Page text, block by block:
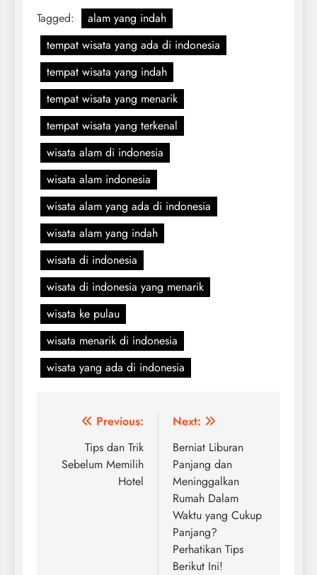
Tagged:
alam yang indah
tempat wisata yang ada di indonesia
tempat wisata yang indah
tempat wisata yang menarik
tempat wisata yang terkenal
wisata alam di indonesia
wisata alam indonesia
wisata alam yang ada di indonesia
wisata alam yang indah
wisata di indonesia
wisata di indonesia yang menarik
wisata ke pulau
wisata menarik di indonesia
wisata yang ada di indonesia
NavigasiPrevious:
Tips dan Trik
Sebelum Memilih
Hotel
Next:
Berniat Liburan
Panjang dan
Meninggalkan
Rumah Dalam
Waktu yang Cukup
Panjang?
Perhatikan Tips
Berikut Ini!